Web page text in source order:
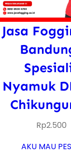
Jasa
Nyamuk
Rp2.500
AKU MAU